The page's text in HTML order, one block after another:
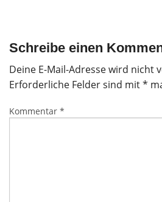
Schreibe einen
Deine E-Mail-Adresse wird nicht
Erforderliche Felder sind mit*
Kommentar *